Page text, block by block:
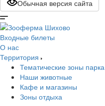
Обычная версия сайта
Входные билеты
О нас
Территория
Тематические зоны парка
Наши животные
Кафе и магазины
Зоны отдыха